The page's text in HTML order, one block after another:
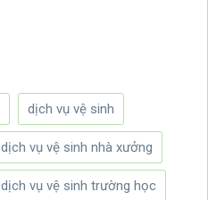
dịch vụ vệ sinh
dịch vụ vệ sinh nhà xưởng
dịch vụ vệ sinh trường học